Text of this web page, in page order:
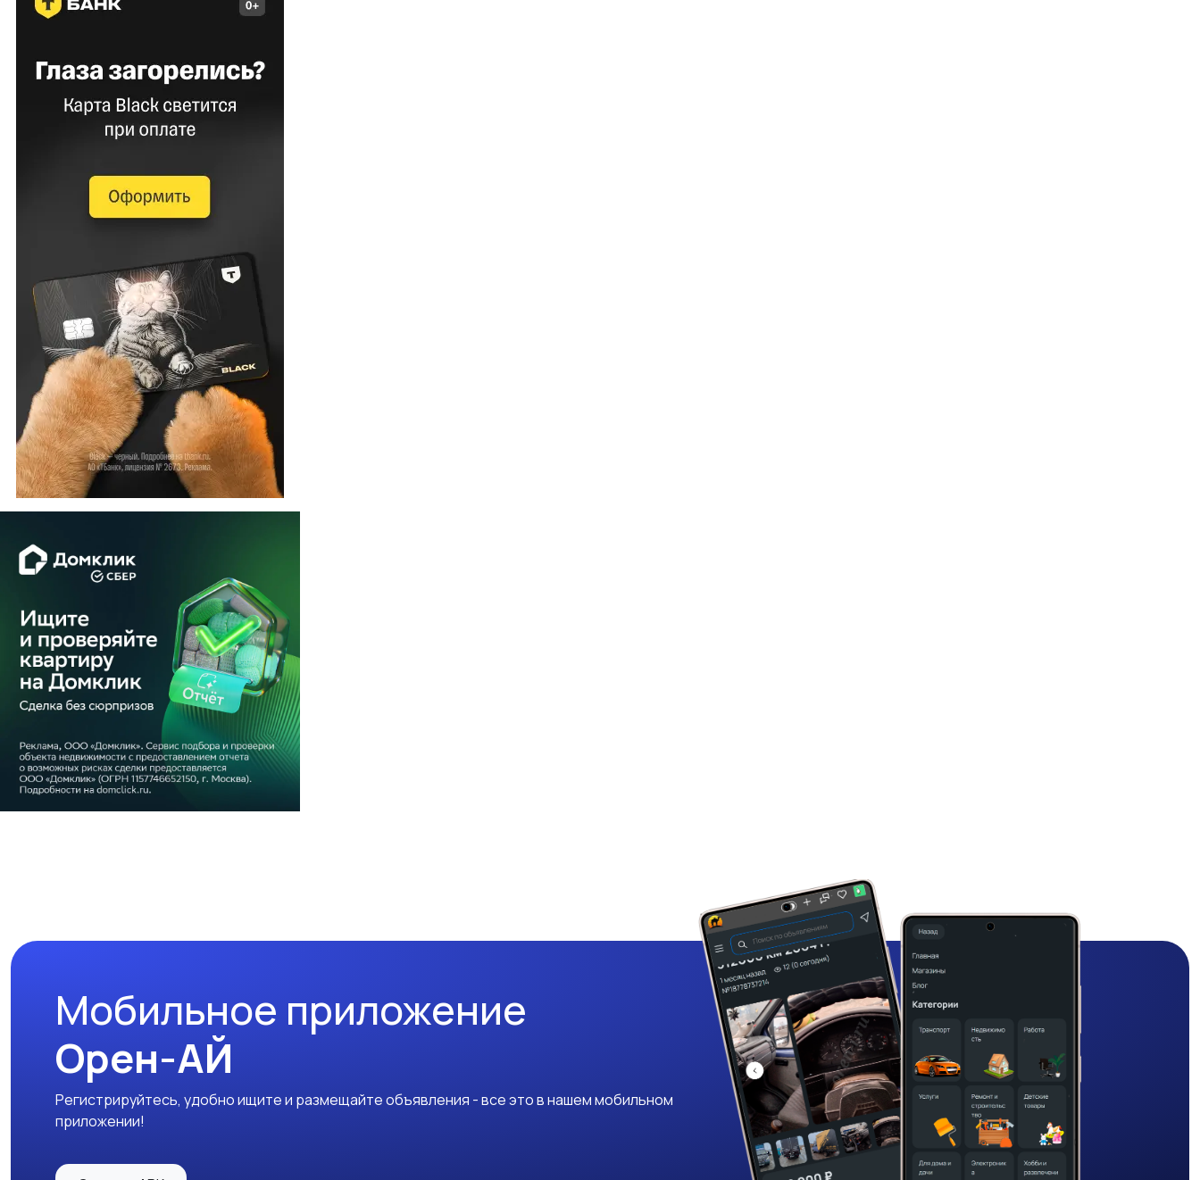
Мобильное приложение
Орен-АЙ
Регистрируйтесь, удобно ищите и размещайте объявления - все это в нашем мобильном
приложении!